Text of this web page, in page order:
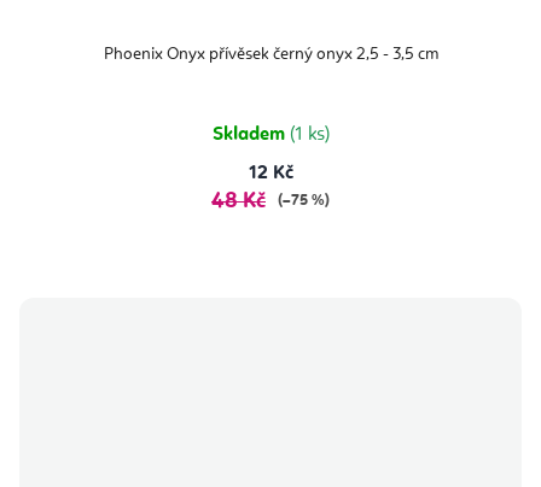
Phoenix Onyx přívěsek černý onyx 2,5 - 3,5 cm
Skladem (1 ks)
12 Kč
48 Kč (–75 %)